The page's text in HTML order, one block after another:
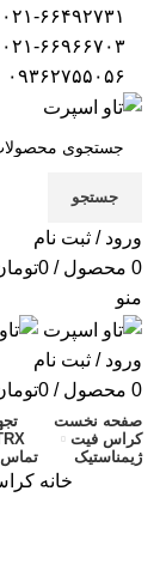
جستجو
ورود / ثبت نام
0 محصول /
0
منو
ورود / ثبت نام
0 محصول /
0
صفحه نخست
کراس فیت
ژیمناستیک
تماس
خانه